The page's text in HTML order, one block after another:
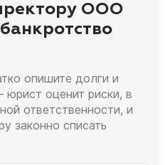
ООО
опишите долги и
оценит риски, в
ответственности, и
законно списать